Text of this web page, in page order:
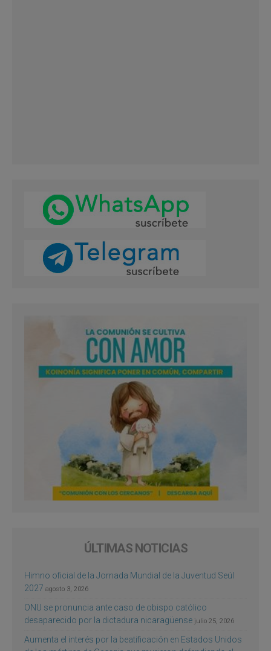
ÚLTIMAS NOTICIAS
Himno oficial de la Jornada Mundial de la Juventud Seúl
2027 agosto 3, 2026
ONU se pronuncia ante caso de obispo católico
desaparecido por la dictadura nicaragüense julio 25, 2026
Aumenta el interés por la beatificación en Estados Unidos